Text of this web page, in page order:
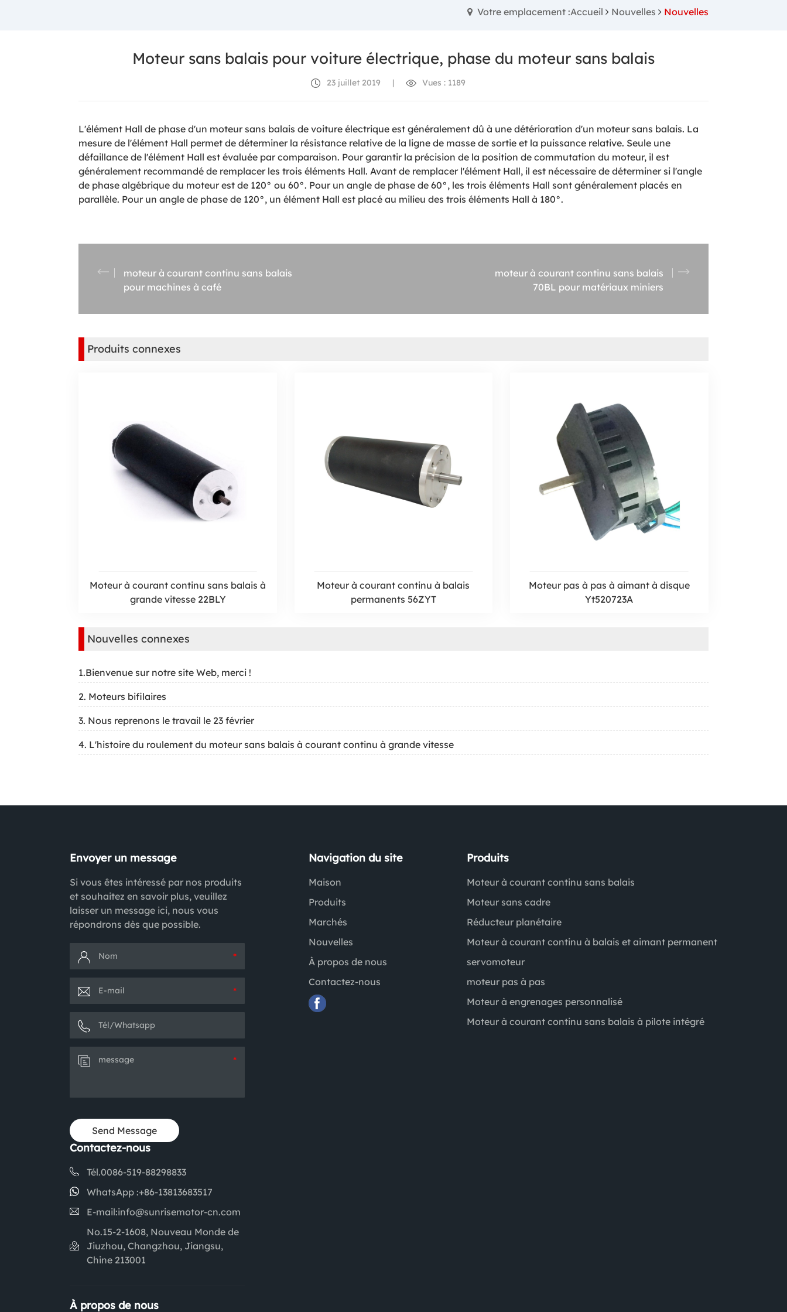
Votre emplacement :Accueil Nouvelles Nouvelles
Moteur sans balais pour voiture électrique, phase du moteur sans balais
23 juillet 2019 | Vues : 1189
L'élément Hall de phase d'un moteur sans balais de voiture électrique est généralement dû à une détérioration d'un moteur sans balais. La
mesure de l'élément Hall permet de déterminer la résistance relative de la ligne de masse de sortie et la puissance relative. Seule une
défaillance de l'élément Hall est évaluée par comparaison. Pour garantir la précision de la position de commutation du moteur, il est
généralement recommandé de remplacer les trois éléments Hall. Avant de remplacer l'élément Hall, il est nécessaire de déterminer si l'angle
de phase algébrique du moteur est de 120° ou 60°. Pour un angle de phase de 60°, les trois éléments Hall sont généralement placés en
parallèle. Pour un angle de phase de 120°, un élément Hall est placé au milieu des trois éléments Hall à 180°.
moteur à courant continu sans balais
pour machines à café
moteur à courant continu sans balais
70BL pour matériaux miniers
Produits connexes
Moteur à courant continu sans balais à
grande vitesse 22BLY
Moteur à courant continu à balais
permanents 56ZYT
Moteur pas à pas à aimant à disque
Yt520723A
Nouvelles connexes
1.Bienvenue sur notre site Web, merci !
2. Moteurs bifilaires
3. Nous reprenons le travail le 23 février
4. L'histoire du roulement du moteur sans balais à courant continu à grande vitesse
Envoyer un message
Si vous êtes intéressé par nos produits
et souhaitez en savoir plus, veuillez
laisser un message ici, nous vous
répondrons dès que possible.
*
*
*
Navigation du site
Maison
Produits
Marchés
Nouvelles
À propos de nous
Contactez-nous
Produits
Moteur à courant continu sans balais
Moteur sans cadre
Réducteur planétaire
Moteur à courant continu à balais et aimant permanent
servomoteur
moteur pas à pas
Moteur à engrenages personnalisé
Moteur à courant continu sans balais à pilote intégré
Contactez-nous
Tél.0086-519-88298833
WhatsApp :+86-13813683517
E-mail:info@sunrisemotor-cn.com
No.15-2-1608, Nouveau Monde de
Jiuzhou, Changzhou, Jiangsu,
Chine 213001
À propos de nous